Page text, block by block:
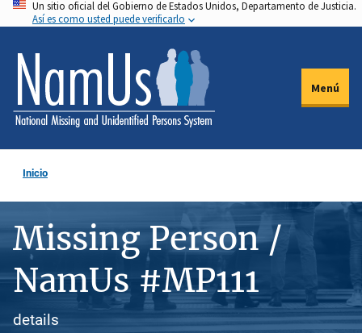
Pasar
al
contenido
principal
Un sitio oficial del Gobierno de Estados Unidos, Departamento de Justicia.
Así es como usted puede verificarlo
Menú
Inicio
Missing Person /
NamUs #MP111
details